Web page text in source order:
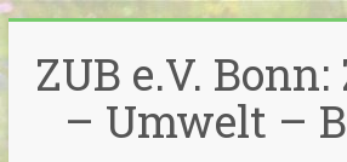
Inhalt
springen
ZUB e.V.
– Umwelt –